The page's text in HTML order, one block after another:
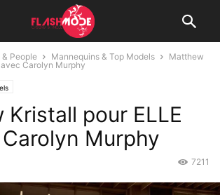
People Mannequins & Top Models
Matthew
Carolyn Murphy
pour ELLE
Murphy
7211